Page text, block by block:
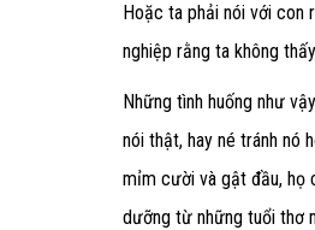
Hoặc ta phải nói với con
nghiệp rằng ta không
Những tình huống như
nói thật, hay né tránh nó
mỉm cười và gật đầu, họ
dưỡng từ những tuổi thơ